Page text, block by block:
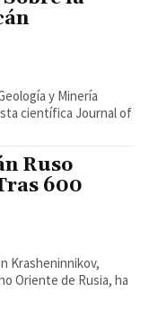
y Minería
científica Journal of
Ruso
600
Krasheninnikov,
Oriente de Rusia, ha